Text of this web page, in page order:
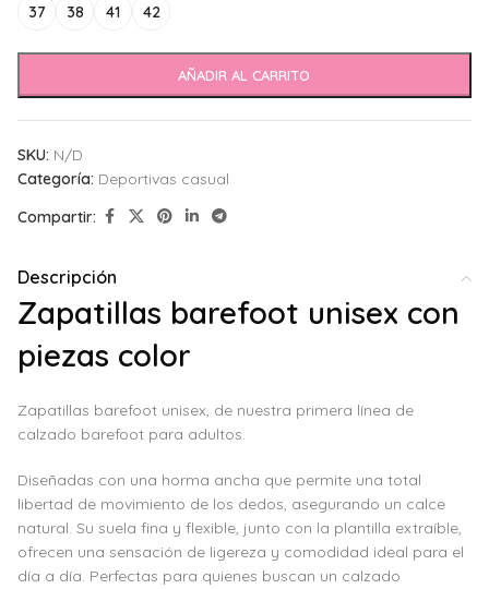
37 38 41 42
AÑADIR AL CARRITO
SKU: N/D
Categoría: Deportivas casual
Compartir:
Descripción
Zapatillas barefoot unisex con
piezas color
Zapatillas barefoot unisex, de nuestra primera línea de
calzado barefoot para adultos.
Diseñadas con una horma ancha que permite una total
libertad de movimiento de los dedos, asegurando un calce
natural. Su suela fina y flexible, junto con la plantilla extraíble,
ofrecen una sensación de ligereza y comodidad ideal para el
día a día. Perfectas para quienes buscan un calzado